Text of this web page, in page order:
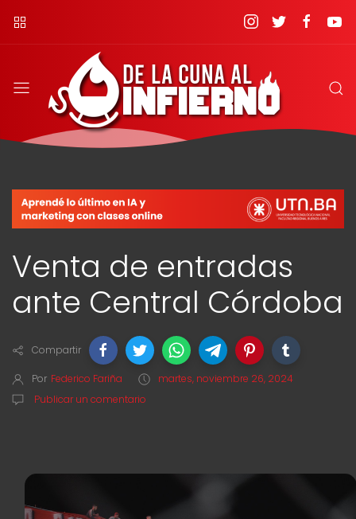
Venta de entradas
ante Central Córdoba
Compartir
Por Federico Fariña
martes, noviembre 26, 2024
Publicar un comentario